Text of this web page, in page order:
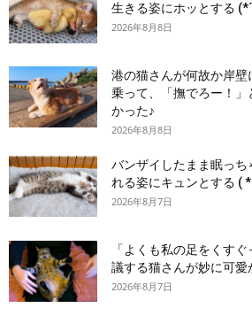
生きる姿にホッとする
2026年8月8日
港の猫さんが何故か岸
乗って、「撫でろー！
かった♪
2026年8月8日
バンザイしたまま眠っ
れる姿にキュンとする (
2026年8月7日
「よくも私の足をくす
議する猫さんが妙に可愛
2026年8月7日